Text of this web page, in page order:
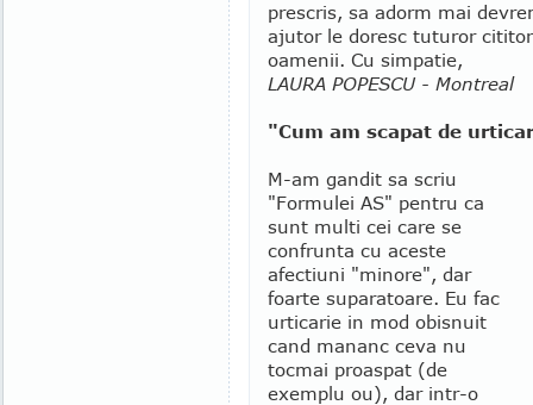
prescris, sa adorm mai
ajutor le doresc tuturor
oamenii. Cu simpatie,
LAURA POPESCU - Montreal
"Cum am scapat de
M-am gandit sa scriu
"Formulei AS" pentru ca
sunt multi cei care se
confrunta cu aceste
afectiuni "minore", dar
foarte suparatoare. Eu fac
urticarie in mod obisnuit
cand mananc ceva nu
tocmai proaspat (de
exemplu ou), dar intr-o